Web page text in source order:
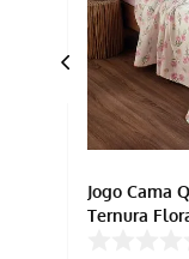
Jogo Cama
Ternura